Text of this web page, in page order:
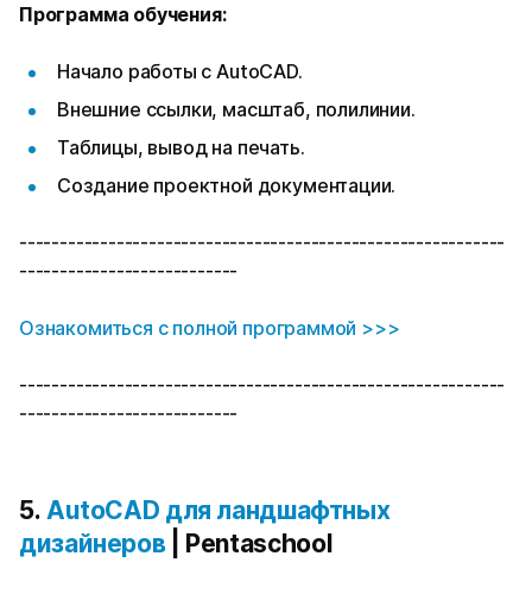
Программа обучения:
Начало работы с AutoCAD.
Внешние ссылки, масштаб, полилинии.
Таблицы, вывод на печать.
Создание проектной документации.
------------------------------------------------------------
---------------------------
Ознакомиться с полной программой >>>
------------------------------------------------------------
---------------------------
5. AutoCAD для ландшафтных
дизайнеров| Pentaschool